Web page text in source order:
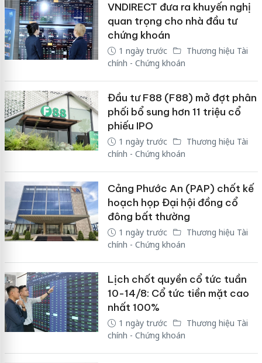
VNDIRECT đưa ra khuyến nghị
quan trọng cho nhà đầu tư
chứng khoán
1 ngày trước
Thương hiệu Tài
chính - Chứng khoán
Đầu tư F88 (F88) mở đợt phân
phối bổ sung hơn 11 triệu cổ
phiếu IPO
1 ngày trước
Thương hiệu Tài
chính - Chứng khoán
Cảng Phước An (PAP) chốt kế
hoạch họp Đại hội đồng cổ
đông bất thường
1 ngày trước
Thương hiệu Tài
chính - Chứng khoán
Lịch chốt quyền cổ tức tuần
10-14/8: Cổ tức tiền mặt cao
nhất 100%
1 ngày trước
Thương hiệu Tài
chính - Chứng khoán